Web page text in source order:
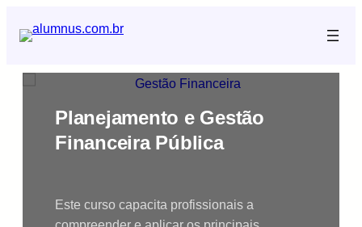
para
conteúdo
Planejamento e Gestão
Financeira Pública
Este curso capacita profissionais a